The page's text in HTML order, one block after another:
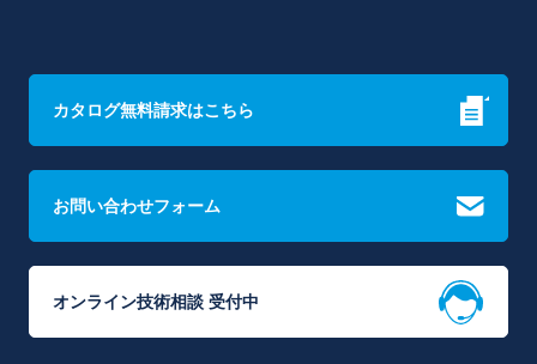
カタログ無料請求はこちら
お問い合わせフォーム
オンライン技術相談 受付中